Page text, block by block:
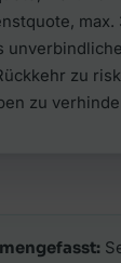
max.
zu
zu